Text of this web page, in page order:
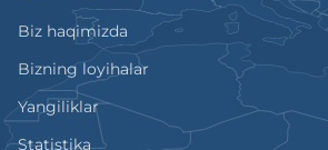
Biz haqimizda
Bizning loyihalar
Yangiliklar
Statistika